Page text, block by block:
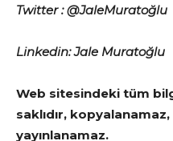
Twitter : @JaleMuratoğlu
Linkedin: Jale Muratoğlu
Web sitesindeki tüm
saklıdır,
yayınlanamaz.